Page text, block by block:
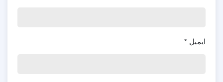
ایمیل *